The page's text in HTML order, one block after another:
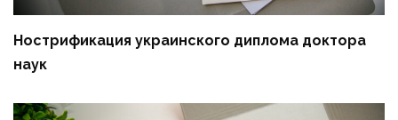
Нострификация украинского диплома доктора
наук